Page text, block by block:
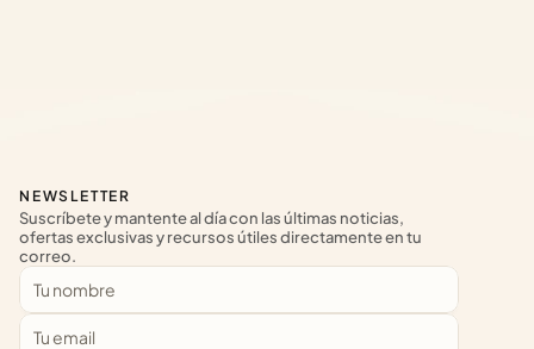
NEWSLETTER
Suscríbete y mantente al día con las últimas noticias,
ofertas exclusivas y recursos útiles directamente en tu
correo.